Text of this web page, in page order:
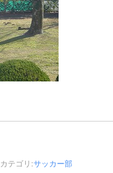
カテゴリ:サッカー部